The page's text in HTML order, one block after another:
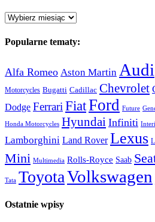
Archiwum:
Popularne tematy:
Alfa Romeo Aston Martin Audi
Motorcycles Bugatti Cadillac Chevrolet
Dodge Ferrari FiatFord Future
Honda Motorcycles Hyundai Infiniti
Lamborghini Land Rover Lexus
Mini Multimedia Rolls-Royce Saab
Tata ToyotaVolkswagen
Ostatnie wpisy